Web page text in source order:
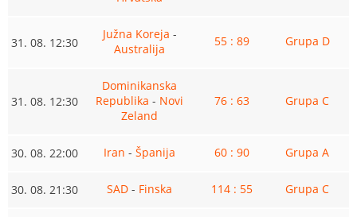
31. 08. 12:30
Južna Koreja -
Australija
55 : 89 Grupa D
31. 08. 12:30
Dominikanska
Republika - Novi
Zeland
76 : 63 Grupa C
30. 08. 22:00 Iran - Španija 60 : 90 Grupa A
30. 08. 21:30 SAD - Finska 114 : 55 Grupa C